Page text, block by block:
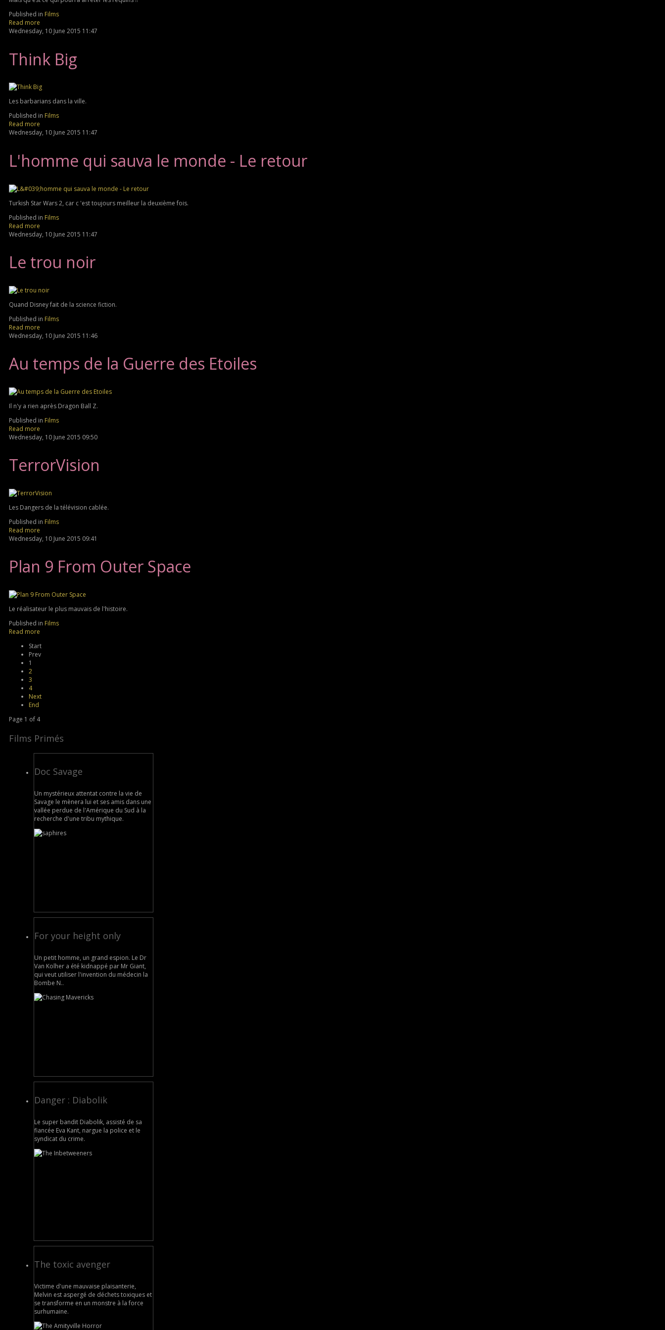
Published in Films
Read more
Wednesday, 10 June 2015 11:47
Think Big
Les barbarians dans la ville.
Published in Films
Read more
Wednesday, 10 June 2015 11:47
L'homme qui sauva le monde - Le retour
Turkish Star Wars 2, car c 'est toujours meilleur la deuxième fois.
Published in Films
Read more
Wednesday, 10 June 2015 11:47
Le trou noir
Quand Disney fait de la science fiction.
Published in Films
Read more
Wednesday, 10 June 2015 11:46
Au temps de la Guerre des Etoiles
Il n'y a rien après Dragon Ball Z.
Published in Films
Read more
Wednesday, 10 June 2015 09:50
TerrorVision
Les Dangers de la télévision cablée.
Published in Films
Read more
Wednesday, 10 June 2015 09:41
Plan 9 From Outer Space
Le réalisateur le plus mauvais de l'histoire.
Published in Films
Read more
Start
Prev
1
2
3
4
Next
End
Page 1 of 4
Films Primés
Doc Savage
Un mystérieux attentat contre la vie de
Savage le mènera lui et ses amis dans une
vallée perdue de l'Amérique du Sud à la
recherche d'une tribu mythique.
For your height only
Un petit homme, un grand espion. Le Dr
Van Kolher a été kidnappé par Mr Giant,
qui veut utiliser l'invention du médecin la
Bombe N..
Danger : Diabolik
Le super bandit Diabolik, assisté de sa
fiancée Eva Kant, nargue la police et le
syndicat du crime.
The toxic avenger
Victime d'une mauvaise plaisanterie,
Melvin est aspergé de déchets toxiques et
se transforme en un monstre à la force
surhumaine.